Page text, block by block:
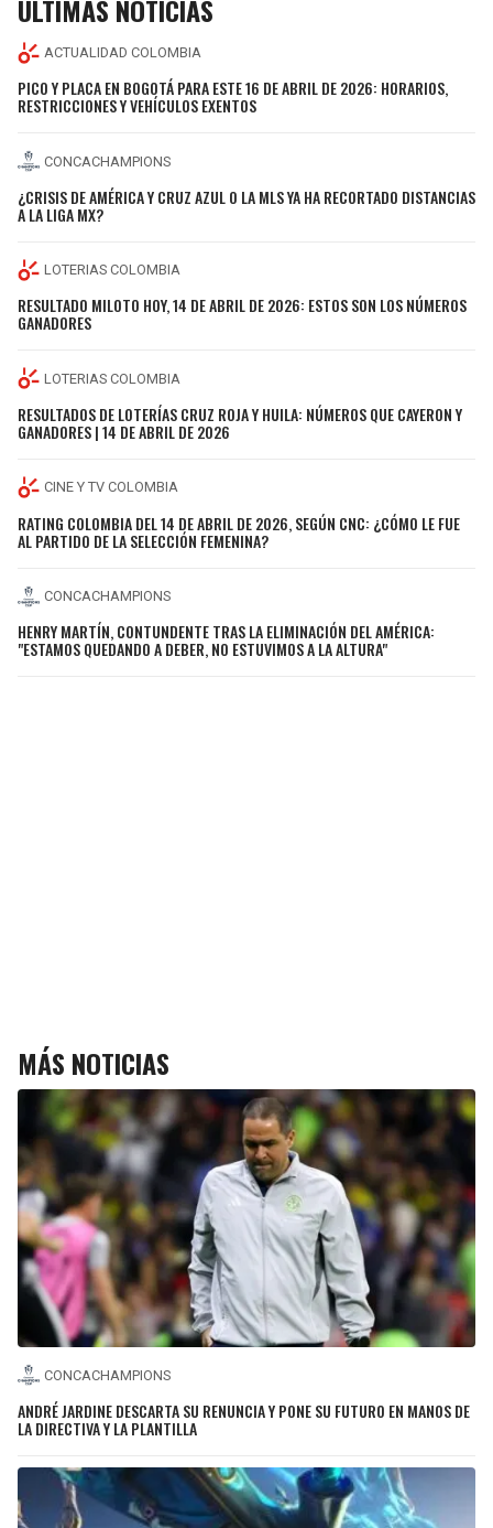
ÚLTIMAS NOTICIAS
ACTUALIDAD COLOMBIA
PICO Y PLACA EN BOGOTÁ PARA ESTE 16 DE ABRIL DE 2026: HORARIOS,
RESTRICCIONES Y VEHÍCULOS EXENTOS
CONCACHAMPIONS
¿CRISIS DE AMÉRICA Y CRUZ AZUL O LA MLS YA HA RECORTADO DISTANCIAS
A LA LIGA MX?
LOTERIAS COLOMBIA
RESULTADO MILOTO HOY, 14 DE ABRIL DE 2026: ESTOS SON LOS NÚMEROS
GANADORES
LOTERIAS COLOMBIA
RESULTADOS DE LOTERÍAS CRUZ ROJA Y HUILA: NÚMEROS QUE CAYERON Y
GANADORES | 14 DE ABRIL DE 2026
CINE Y TV COLOMBIA
RATING COLOMBIA DEL 14 DE ABRIL DE 2026, SEGÚN CNC: ¿CÓMO LE FUE
AL PARTIDO DE LA SELECCIÓN FEMENINA?
CONCACHAMPIONS
HENRY MARTÍN, CONTUNDENTE TRAS LA ELIMINACIÓN DEL AMÉRICA:
"ESTAMOS QUEDANDO A DEBER, NO ESTUVIMOS A LA ALTURA"
MÁS NOTICIAS
CONCACHAMPIONS
ANDRÉ JARDINE DESCARTA SU RENUNCIA Y PONE SU FUTURO EN MANOS DE
LA DIRECTIVA Y LA PLANTILLA